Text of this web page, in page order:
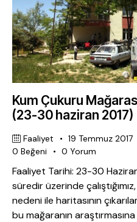
Kum Çukuru
(23-30 haziran 2017)
Faaliyet 19 Temmuz 2017
0 Beğeni 0 Yorum
Faaliyet Tarihi: 23-30
süredir üzerinde
nedeni ile haritasının
bu mağaranın